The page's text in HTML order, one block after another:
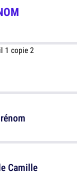
Camille